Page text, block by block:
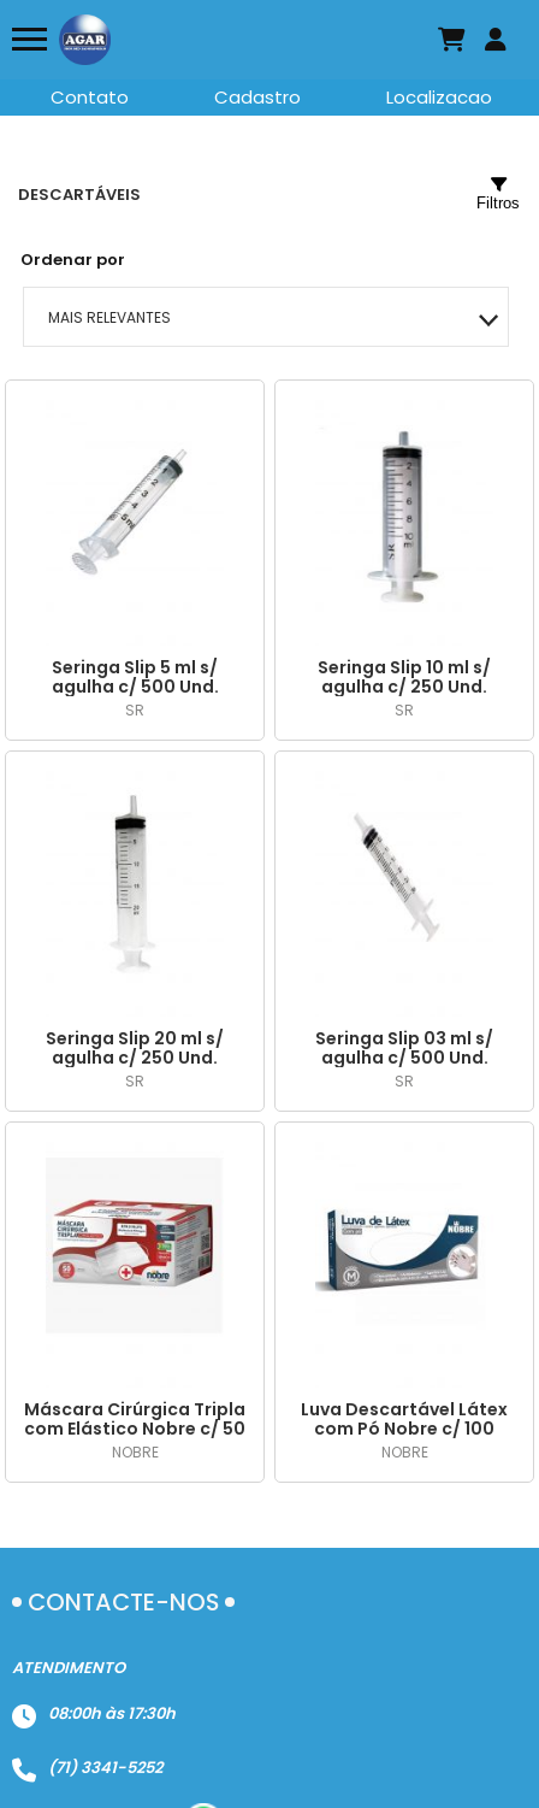
Contato Cadastro Localizacao
DESCARTÁVEIS
Ordenar por
MAIS RELEVANTES
MAIS VENDIDOS
MAIOR PREÇO
A - Z
Filtros
Seringa Slip 5 ml s/
agulha c/ 500 Und.
SR
Seringa Slip 10 ml s/
agulha c/ 250 Und.
SR
Seringa Slip 20 ml s/
agulha c/ 250 Und.
SR
Seringa Slip 03 ml s/
agulha c/ 500 Und.
SR
Máscara Cirúrgica Tripla
com Elástico Nobre c/ 50
NOBRE
Luva Descartável Látex
com Pó Nobre c/ 100
NOBRE
CONTACTE-NOS
ATENDIMENTO
08:00h às 17:30h
(71) 3341-5252